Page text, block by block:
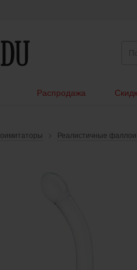
Распродажа
Реалистичные